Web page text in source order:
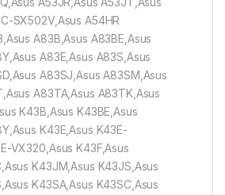
SX502V,Asus A54HR
A83B,Asus A83BE,Asus
A83E,Asus A83S,Asus
A83SJ,Asus A83SM,Asus
A83TA,Asus A83TK,Asus
K43B,Asus K43BE,Asus
K43E,Asus K43E-
VX320,Asus K43F,Asus
K43JM,Asus K43JS,Asus
K43SA,Asus K43SC,Asus